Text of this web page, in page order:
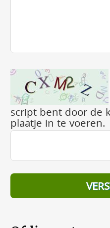
script bent door de
plaatje in te voeren.